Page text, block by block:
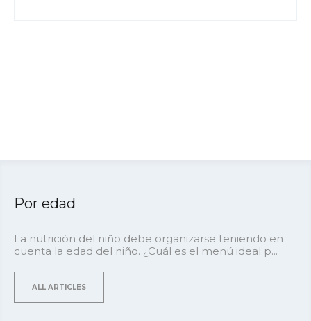
Por edad
La nutrición del niño debe organizarse teniendo en
cuenta la edad del niño. ¿Cuál es el menú ideal p...
ALL ARTICLES